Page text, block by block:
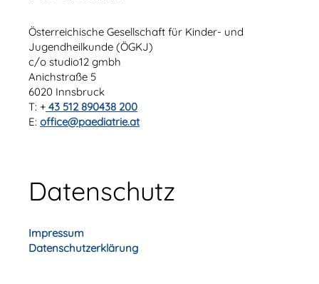
Österreichische Gesellschaft für Kinder- und
Jugendheilkunde (ÖGKJ)
c/o studio12 gmbh
Anichstraße 5
6020 Innsbruck
T: + 43 512 890438 200
E: office@paediatrie.at
Datenschutz
Impressum
Datenschutzerklärung